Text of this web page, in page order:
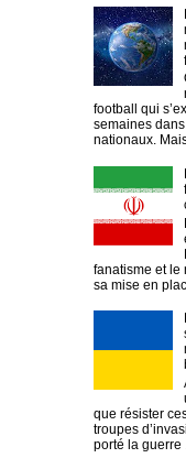
football qui
semaines
nationaux.
fanatisme et le
sa mise en
que résister
troupes
porté la guerre ...